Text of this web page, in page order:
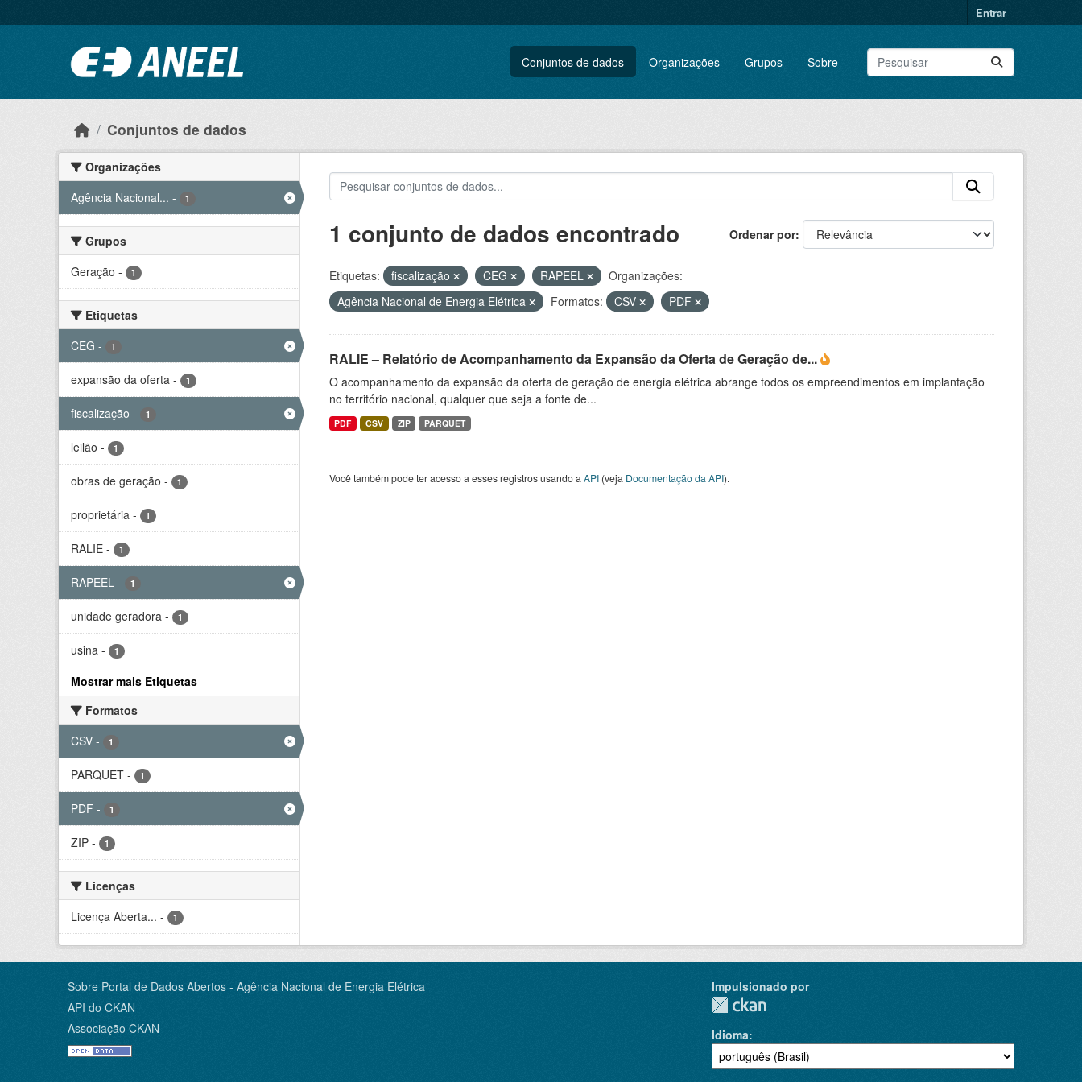
Entrar
Conjuntos de dados Organizações Grupos Sobre
Conjuntos de dados
Organizações
Agência Nacional... - 1
Grupos
Geração - 1
Etiquetas
CEG - 1
expansão da oferta - 1
fiscalização - 1
leilão - 1
obras de geração - 1
proprietária - 1
RALIE - 1
RAPEEL - 1
unidade geradora - 1
usina - 1
Mostrar mais Etiquetas
Formatos
CSV - 1
PARQUET - 1
PDF - 1
ZIP - 1
Licenças
Licença Aberta... - 1
Ordenar por
1 conjunto de dados encontrado
Etiquetas: fiscalização CEG RAPEEL
Organizações:
Agência Nacional de Energia Elétrica
Formatos: CSV PDF
RALIE – Relatório de Acompanhamento da Expansão da Oferta de Geração de...
O acompanhamento da expansão da oferta de geração de energia elétrica abrange todos os empreendimentos em implantação
no território nacional, qualquer que seja a fonte de...
PDF CSV ZIP PARQUET
Você também pode ter acesso a esses registros usando a API(veja Documentação da API).
Sobre Portal de Dados Abertos - Agência Nacional de Energia Elétrica
API do CKAN
Associação CKAN
Impulsionado por
Idioma